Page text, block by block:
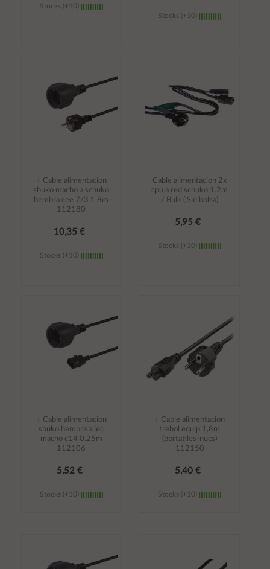
Stocks (+10)
Stocks (+10)
÷ Cable alimentacion
shuko macho a schuko
hembra cee 7/3 1.8m
112180
10,35 €
Stocks (+10)
Cable alimentacion 2x
cpu a red schuko 1.2m
/ Bulk ( Sin bolsa)
5,95 €
Stocks (+10)
÷ Cable alimentacion
shuko hembra a iec
macho c14 0.25m
112106
5,52 €
Stocks (+10)
÷ Cable alimentacion
trebol equip 1,8m
(portatiles-nucs)
112150
5,40 €
Stocks (+10)